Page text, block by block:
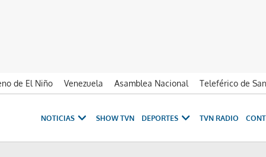
de El Niño Venezuela Asamblea Nacional Teleférico de
NOTICIAS SHOW TVN DEPORTES TVN RADIO